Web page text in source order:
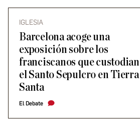
IGLESIA
Barcelona acoge una
exposición sobre los
franciscanos que custodian
el Santo Sepulcro en Tierra
Santa
El Debate